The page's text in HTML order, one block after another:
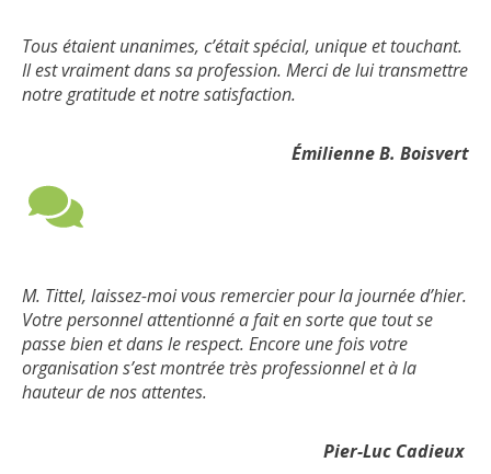
Tous étaient unanimes, c’était spécial, unique et touchant.
Il est vraiment dans sa profession. Merci de lui transmettre
notre gratitude et notre satisfaction.
Émilienne B. Boisvert
M. Tittel, laissez-moi vous remercier pour la journée d’hier.
Votre personnel attentionné a fait en sorte que tout se
passe bien et dans le respect. Encore une fois votre
organisation s’est montrée très professionnel et à la
hauteur de nos attentes.
Pier-Luc Cadieux